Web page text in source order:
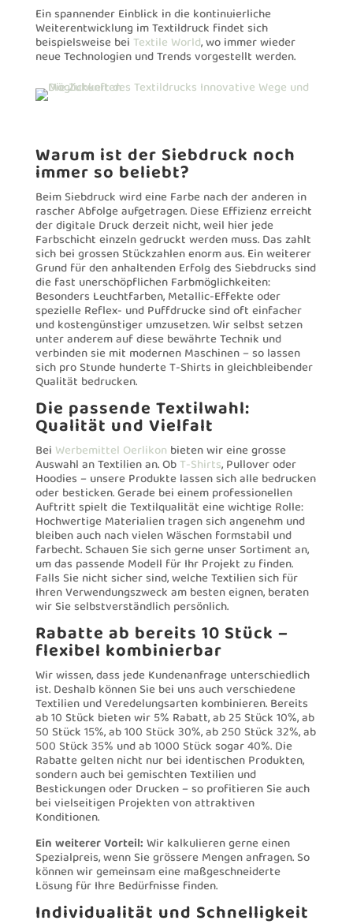
Ein spannender Einblick in die kontinuierliche
Weiterentwicklung im Textildruck findet sich
beispielsweise beiTextile World, wo immer wieder
neue Technologien und Trends vorgestellt werden.
Warum ist der Siebdruck noch
immer so beliebt?
Beim Siebdruck wird eine Farbe nach der anderen in
rascher Abfolge aufgetragen. Diese Effizienz erreicht
der digitale Druck derzeit nicht, weil hier jede
Farbschicht einzeln gedruckt werden muss. Das zahlt
sich bei grossen Stückzahlen enorm aus. Ein weiterer
Grund für den anhaltenden Erfolg des Siebdrucks sind
die fast unerschöpflichen Farbmöglichkeiten:
Besonders Leuchtfarben, Metallic-Effekte oder
spezielle Reflex- und Puffdrucke sind oft einfacher
und kostengünstiger umzusetzen. Wir selbst setzen
unter anderem auf diese bewährte Technik und
verbinden sie mit modernen Maschinen – so lassen
sich pro Stunde hunderte T-Shirts in gleichbleibender
Qualität bedrucken.
Die passende Textilwahl:
Qualität und Vielfalt
Bei Werbemittel Oerlikonbieten wir eine grosse
Auswahl an Textilien an. ObT-Shirts, Pullover oder
Hoodies – unsere Produkte lassen sich alle bedrucken
oder besticken. Gerade bei einem professionellen
Auftritt spielt die Textilqualität eine wichtige Rolle:
Hochwertige Materialien tragen sich angenehm und
bleiben auch nach vielen Wäschen formstabil und
farbecht. Schauen Sie sich gerne unser Sortiment an,
um das passende Modell für Ihr Projekt zu finden.
Falls Sie nicht sicher sind, welche Textilien sich für
Ihren Verwendungszweck am besten eignen, beraten
wir Sie selbstverständlich persönlich.
Rabatte ab bereits 10 Stück –
flexibel kombinierbar
Wir wissen, dass jede Kundenanfrage unterschiedlich
ist. Deshalb können Sie bei uns auch verschiedene
Textilien und Veredelungsarten kombinieren. Bereits
ab 10 Stück bieten wir 5% Rabatt, ab 25 Stück 10%, ab
50 Stück 15%, ab 100 Stück 30%, ab 250 Stück 32%, ab
500 Stück 35% und ab 1000 Stück sogar 40%. Die
Rabatte gelten nicht nur bei identischen Produkten,
sondern auch bei gemischten Textilien und
Bestickungen oder Drucken – so profitieren Sie auch
bei vielseitigen Projekten von attraktiven
Konditionen.
Ein weiterer Vorteil:Wir kalkulieren gerne einen
Spezialpreis, wenn Sie grössere Mengen anfragen. So
können wir gemeinsam eine maßgeschneiderte
Lösung für Ihre Bedürfnisse finden.
Individualität und Schnelligkeit